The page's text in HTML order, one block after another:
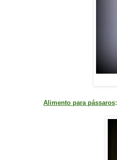
Alimento para pássaros: